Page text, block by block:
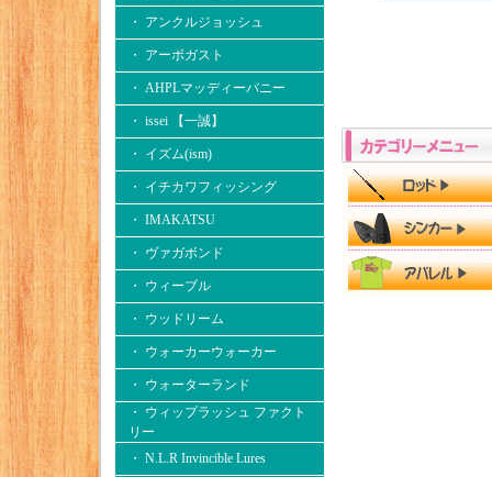
・ アンクルジョッシュ
・ アーボガスト
・ AHPLマッディーバニー
・ issei 【一誠】
・ イズム(ism)
・ イチカワフィッシング
・ IMAKATSU
・ ヴァガボンド
・ ウィーブル
・ ウッドリーム
・ ウォーカーウォーカー
・ ウォーターランド
・ ウィップラッシュ ファクト
リー
・ N.L.R Invincible Lures